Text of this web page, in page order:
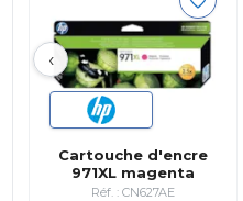
‹
Cartouche d'encre
971XL magenta
originale à …
Réf. : CN627AE